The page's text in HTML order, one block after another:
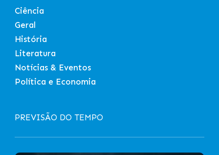
Ciência
Geral
História
Literatura
Notícias & Eventos
Política e Economia
PREVISÃO DO TEMPO